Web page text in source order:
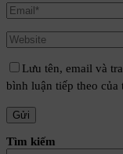
Lưu tên, email và
bình luận tiếp theo của
Tìm kiếm